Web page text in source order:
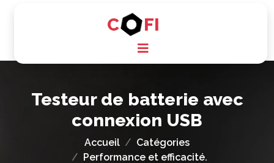
C FI
Testeur de batterie avec
connexion USB
Accueil
Catégories
Performance et efficacité.